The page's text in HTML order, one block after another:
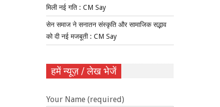
मिली नई गति : CM Say
सेन समाज ने सनातन संस्कृति और सामाजिक सद्भाव
को दी नई मजबूती : CM Say
हमें न्यूज़ / लेख भेजें
Your Name (required)